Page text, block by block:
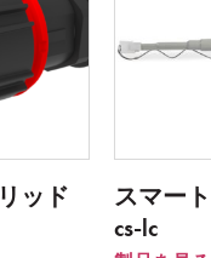
ッド
スマー
cs-lc